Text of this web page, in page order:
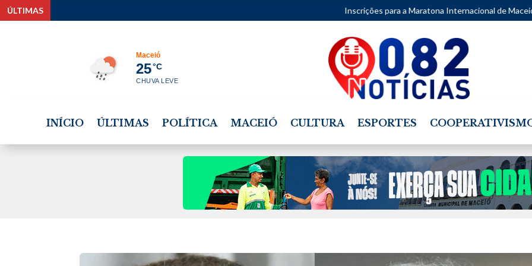
ÚLTIMAS Inscrições para a Maratona Internacional de Maceió 2027 abrem
Maceió
25°C
CHUVA LEVE
INÍCIO ÚLTIMAS POLÍTICA MACEIÓ CULTURA ESPORTES